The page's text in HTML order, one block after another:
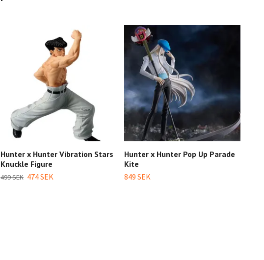
Hunter x Hunter Vibration Stars
Knuckle Figure
499 SEK 474 SEK
Hunter x Hunter Pop Up Parade
Kite
849 SEK